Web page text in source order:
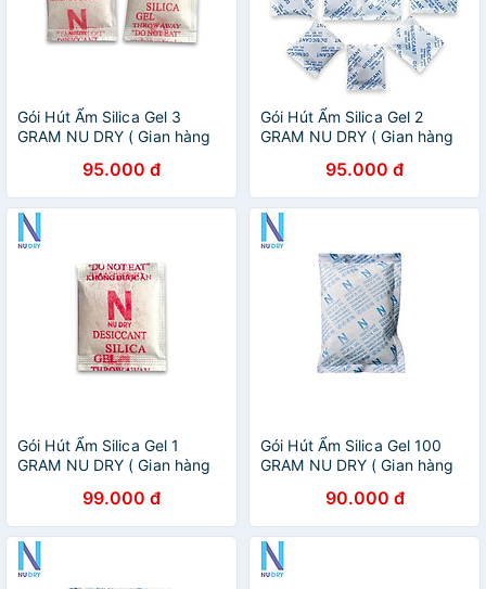
Gói Hút Ẩm Silica Gel 3
GRAM NU DRY ( Gian hàng
phẩm quần áo dày dép
đóng túi 1kg
95.000 đ
Gói Hút Ẩm Silica Gel 2
GRAM NU DRY ( Gian hàng
phẩm quần áo dày dép
đóng túi 1kg
95.000 đ
Gói Hút Ẩm Silica Gel 1
GRAM NU DRY ( Gian hàng
phẩm quần áo dày dép
đóng túi 1kg
99.000 đ
Gói Hút Ẩm Silica Gel 100
GRAM NU DRY ( Gian hàng
ảnh túi xách quần áo giày
dép nhà kho đóng túi 1kg
90.000 đ